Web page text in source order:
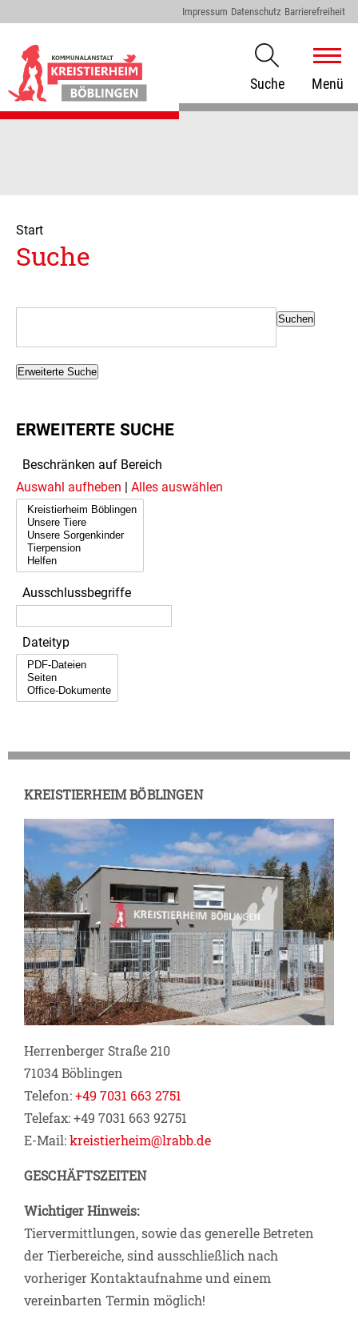
Impressum Datenschutz Barrierefreiheit
Suche Menü
Start
Suche
Suchen
Erweiterte Suche
ERWEITERTE SUCHE
Beschränken auf Bereich
Auswahl aufheben | Alles auswählen
Ausschlussbegriffe
Dateityp
KREISTIERHEIM BÖBLINGEN
Herrenberger Straße 210
71034 Böblingen
Telefon:+49 7031 663 2751
Telefax: +49 7031 663 92751
E-Mail:kreistierheim@lrabb.de
GESCHÄFTSZEITEN
Wichtiger Hinweis:
Tiervermittlungen, sowie das generelle Betreten
der Tierbereiche, sind ausschließlich nach
vorheriger Kontaktaufnahme und einem
vereinbarten Termin möglich!